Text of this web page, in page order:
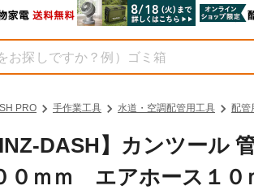
PRO 手作業工具 水道・空調配管用工具 配管
DASH】カンツール
０ｍｍ エアホース１０